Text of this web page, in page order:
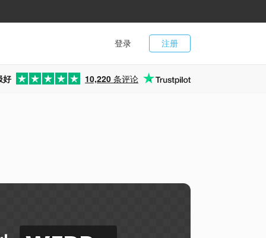
注册
登录
好 10,220 条评论